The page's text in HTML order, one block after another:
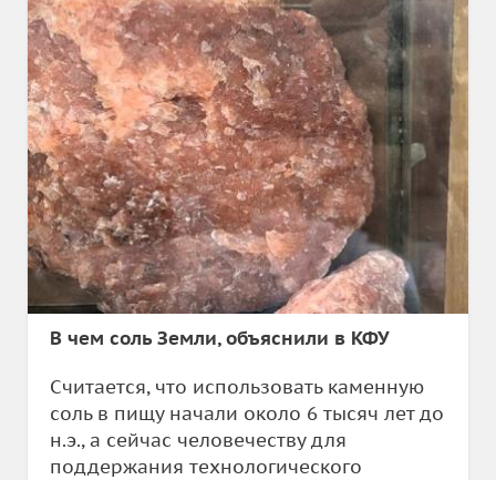
В чем соль Земли, объяснили в КФУ
Считается, что использовать каменную
соль в пищу начали около 6 тысяч лет до
н.э., а сейчас человечеству для
поддержания технологического